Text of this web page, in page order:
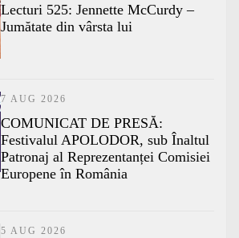
Lecturi 525: Jennette McCurdy –
Jumătate din vârsta lui
7 AUG 2026
COMUNICAT DE PRESĂ:
Festivalul APOLODOR, sub Înaltul
Patronaj al Reprezentanței Comisiei
Europene în România
5 AUG 2026